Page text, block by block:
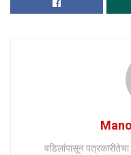
वडिलांपासून